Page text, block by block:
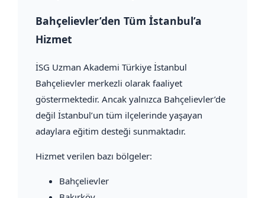
Bahçelievler’den Tüm İstanbul’a
Hizmet
İSG Uzman Akademi Türkiye İstanbul
Bahçelievler merkezli olarak faaliyet
göstermektedir. Ancak yalnızca Bahçelievler’de
değil İstanbul’un tüm ilçelerinde yaşayan
adaylara eğitim desteği sunmaktadır.
Hizmet verilen bazı bölgeler:
Bahçelievler